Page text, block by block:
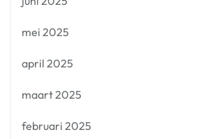
mei 2025
april 2025
maart 2025
februari 2025